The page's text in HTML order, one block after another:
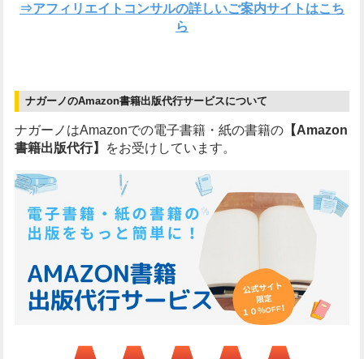
⇒アフィリエイトコンサルの詳しいご案内サイトはこち
ら
ナガーノのAmazon書籍出版代行サービスについて
ナガーノはAmazonでの電子書籍・紙の書籍の【Amazon
書籍出版代行】
をお受けしています。